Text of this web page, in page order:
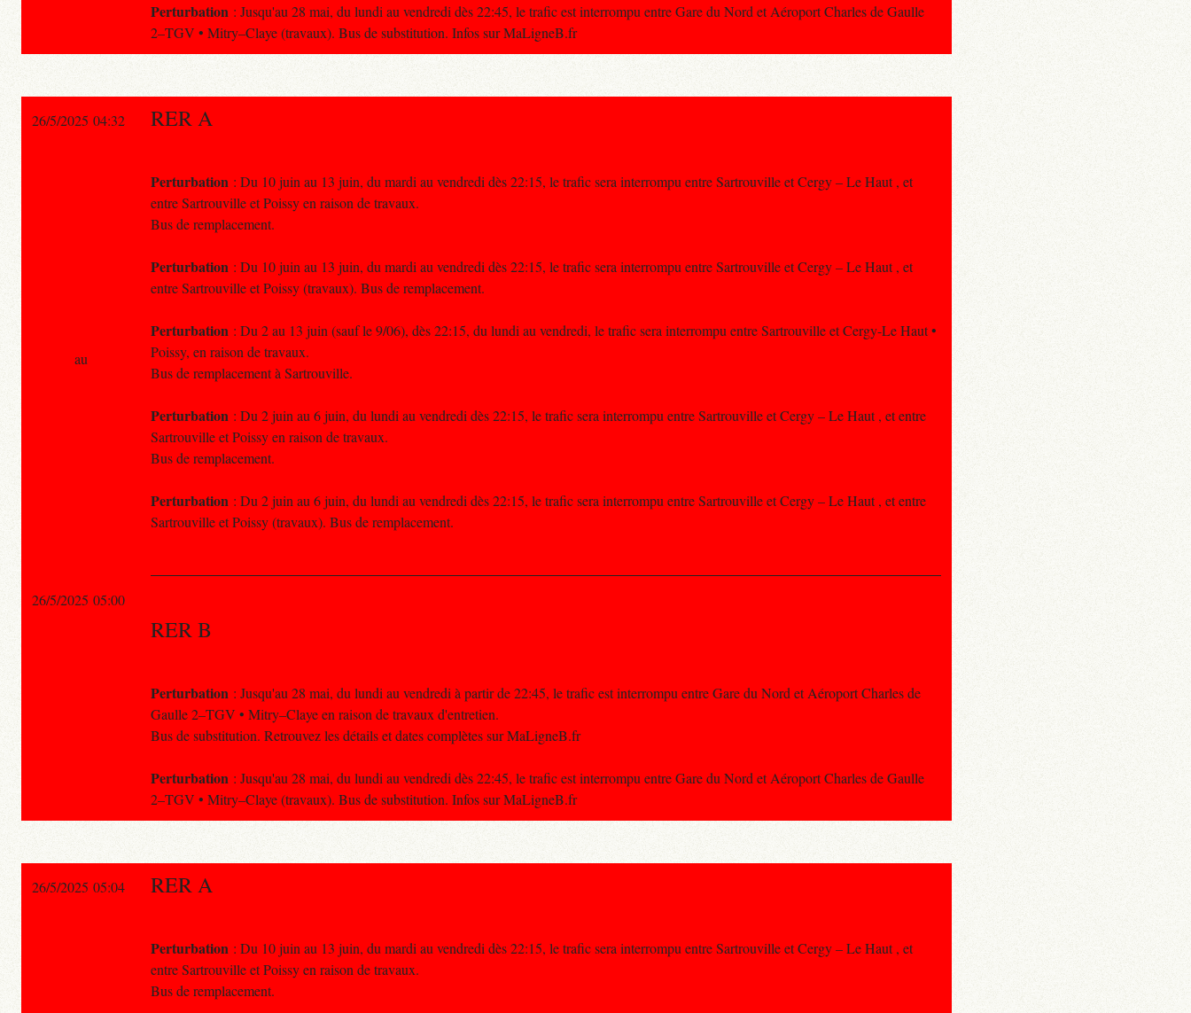
Perturbation : Jusqu'au 28 mai, du lundi au vendredi dès 22:45, le trafic est interrompu entre Gare du Nord et Aéroport Charles de Gaulle
2–TGV • Mitry–Claye (travaux). Bus de substitution. Infos sur MaLigneB.fr
26/5/2025 04:32 RER A
Perturbation : Du 10 juin au 13 juin, du mardi au vendredi dès 22:15, le trafic sera interrompu entre Sartrouville et Cergy – Le Haut , et
entre Sartrouville et Poissy en raison de travaux.
Bus de remplacement.
Perturbation : Du 10 juin au 13 juin, du mardi au vendredi dès 22:15, le trafic sera interrompu entre Sartrouville et Cergy – Le Haut , et
entre Sartrouville et Poissy (travaux). Bus de remplacement.
Perturbation : Du 2 au 13 juin (sauf le 9/06), dès 22:15, du lundi au vendredi, le trafic sera interrompu entre Sartrouville et Cergy-Le Haut •
Poissy, en raison de travaux.
Bus de remplacement à Sartrouville.
Perturbation : Du 2 juin au 6 juin, du lundi au vendredi dès 22:15, le trafic sera interrompu entre Sartrouville et Cergy – Le Haut , et entre
Sartrouville et Poissy en raison de travaux.
Bus de remplacement.
Perturbation : Du 2 juin au 6 juin, du lundi au vendredi dès 22:15, le trafic sera interrompu entre Sartrouville et Cergy – Le Haut , et entre
Sartrouville et Poissy (travaux). Bus de remplacement.
RER B
Perturbation : Jusqu'au 28 mai, du lundi au vendredi à partir de 22:45, le trafic est interrompu entre Gare du Nord et Aéroport Charles de
Gaulle 2–TGV • Mitry–Claye en raison de travaux d'entretien.
Bus de substitution. Retrouvez les détails et dates complètes sur MaLigneB.fr
Perturbation : Jusqu'au 28 mai, du lundi au vendredi dès 22:45, le trafic est interrompu entre Gare du Nord et Aéroport Charles de Gaulle
2–TGV • Mitry–Claye (travaux). Bus de substitution. Infos sur MaLigneB.fr
au
26/5/2025 05:00
26/5/2025 05:04 RER A
Perturbation : Du 10 juin au 13 juin, du mardi au vendredi dès 22:15, le trafic sera interrompu entre Sartrouville et Cergy – Le Haut , et
entre Sartrouville et Poissy en raison de travaux.
Bus de remplacement.